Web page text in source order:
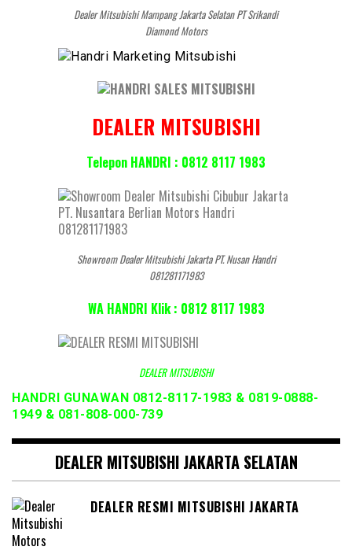
Dealer Mitsubishi Mampang Jakarta Selatan PT Srikandi
Diamond Motors
DEALER MITSUBISHI
Telepon HANDRI : 0812 8117 1983
Showroom Dealer Mitsubishi Jakarta PT. Nusan Handri
081281171983
WA HANDRI Klik : 0812 8117 1983
DEALER MITSUBISHI
HANDRI GUNAWAN 0812-8117-1983 & 0819-0888-
1949 & 081-808-000-739
DEALER MITSUBISHI JAKARTA SELATAN
DEALER RESMI MITSUBISHI JAKARTA